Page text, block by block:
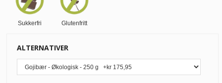
Sukkerfri Glutenfritt
ALTERNATIVER